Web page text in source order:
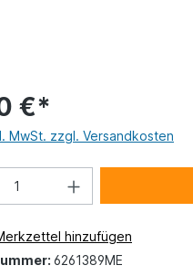
€*
MwSt. zzgl. Versandkosten
hinzufügen
6261389ME